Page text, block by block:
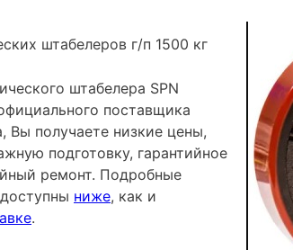
штабелеров г/п 1500 кг
штабелера SPN
поставщика
Вы получаете низкие цены,
подготовку, гарантийное
ремонт. Подробные
ниже, как и
.